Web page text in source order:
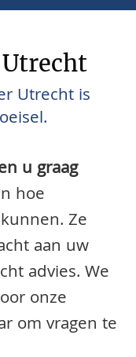
Utrecht is
u graag
hoe
Ze
aan uw
advies. We
onze
om vragen te